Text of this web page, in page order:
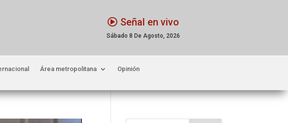
Señal en vivo
Sábado 8 De Agosto, 2026
Área metropolitana Opinión